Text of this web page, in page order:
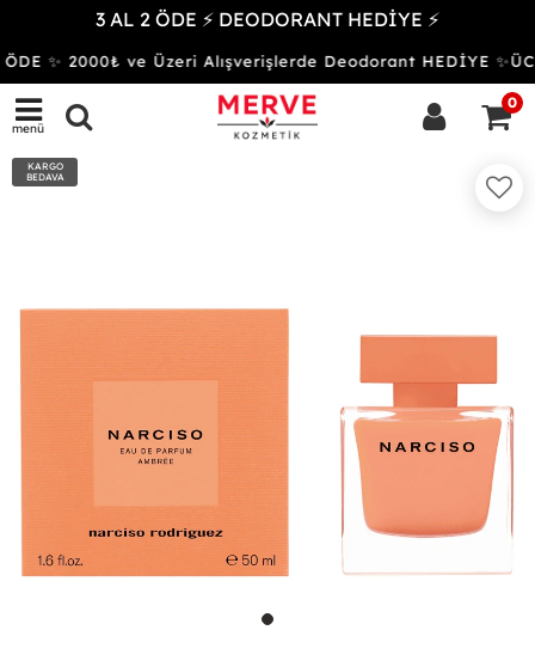
3 AL 2 ÖDE ⚡ DEODORANT HEDİYE ⚡
✨ 2000₺ ve Üzeri Alışverişlerde Deodorant HEDİYE
menü
0
KARGO
BEDAVA